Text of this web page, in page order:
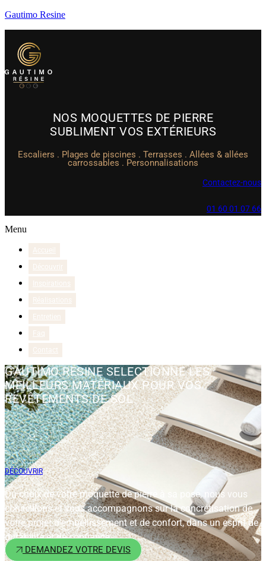
Gautimo Resine
NOS MOQUETTES DE PIERRE
SUBLIMENT VOS EXTÉRIEURS
Escaliers . Plages de piscines . Terrasses . Allées & allées
carrossables . Personnalisations
Contactez-nous
01 60 01 07 66
Menu
Accueil
Découvrir
Inspirations
Réalisations
Entretien
Faq
Contact
GAUTIMO RESINE SELECTIONNE LES
MEILLEURS MATÉRIAUX POURVOS
REVÊTEMENTS DE SOL
DÉCOUVRIR
Du choix de votre moquette de pierre à sa pose, nous vous
conseillons et vous accompagnons sur la concrétisation de
votre projet d’embellissement et de confort, dans un esprit de
durabilité et de confiance.
DEMANDEZ VOTRE DEVIS